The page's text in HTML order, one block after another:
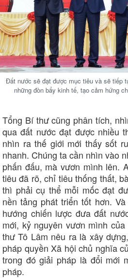
Pháp luật
Vụ án
Vũ
Đất nước sẽ đạt được mục tiêu và sẽ tiếp
những đòn bẩy kinh tế, tạo cảm hứng
Tổng Bí thư cũng phân tích,
qua đất nước đạt được nhiều
nhìn ra thế giới mới thấy sốt
nhanh. Chúng ta cần nhìn vào
phấn đấu, mà vươn mình lên.
tiêu đã rõ, chỉ tiêu thống thất,
thì phải cụ thể mỗi mốc đạt
nền tảng phát triển tốt hơn.
hướng chiến lược đưa đất
mới, kỷ nguyên vươn mình
thư Tô Lâm nêu ra là xây
pháp quyền Xã hội chủ nghĩa
trong đó giải pháp là đổi mới
pháp.